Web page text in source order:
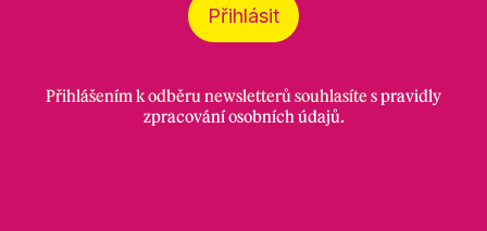
Přihlásit
Přihlášením k odběru newsletterů souhlasíte spravidly
zpracování osobních údajů.